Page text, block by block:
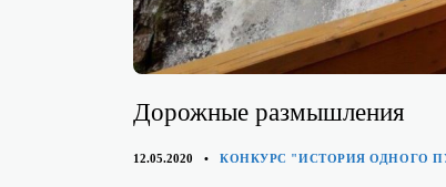
Дорожные размышления
12.05.2020 КАТЕГОРИИ
КОНКУРС "ИСТОРИЯ ОДНОГО